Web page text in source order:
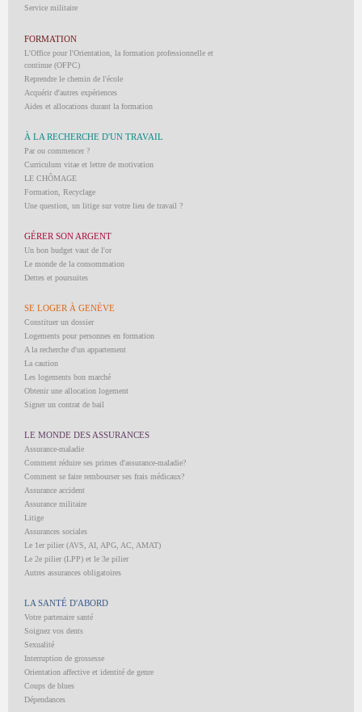
Service militaire
FORMATION
L'Office pour l'Orientation, la formation professionnelle et
continue (OFPC)
Reprendre le chemin de l'école
Acquérir d'autres expériences
Aides et allocations durant la formation
À LA RECHERCHE D'UN TRAVAIL
Par ou commencer ?
Curriculum vitae et lettre de motivation
LE CHÔMAGE
Formation, Recyclage
Une question, un litige sur votre lieu de travail ?
GÉRER SON ARGENT
Un bon budget vaut de l'or
Le monde de la consommation
Dettes et poursuites
SE LOGER À GENÈVE
Constituer un dossier
Logements pour personnes en formation
A la recherche d'un appartement
La caution
Les logements bon marché
Obtenir une allocation logement
Signer un contrat de bail
LE MONDE DES ASSURANCES
Assurance-maladie
Comment réduire ses primes d'assurance-maladie?
Comment se faire rembourser ses frais médicaux?
Assurance accident
Assurance militaire
Litige
Assurances sociales
Le 1er pilier (AVS, AI, APG, AC, AMAT)
Le 2e pilier (LPP) et le 3e pilier
Autres assurances obligatoires
LA SANTÉ D'ABORD
Votre partenaire santé
Soignez vos dents
Sexualité
Interruption de grossesse
Orientation affective et identité de genre
Coups de blues
Dépendances